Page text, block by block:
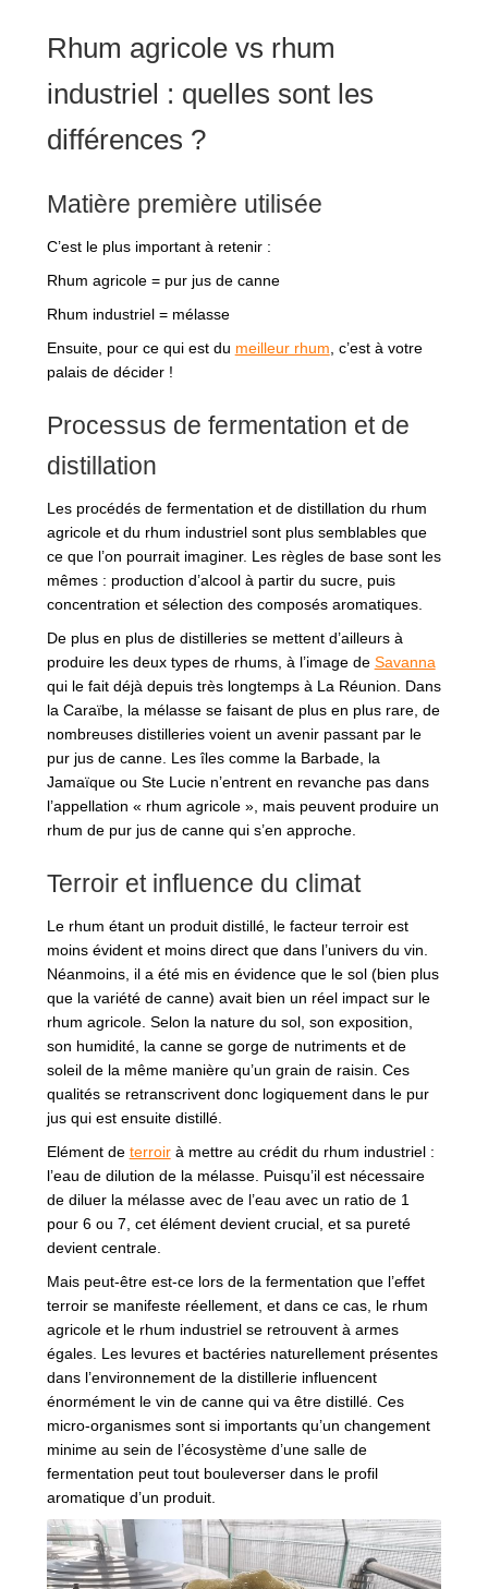
Rhum agricole vs rhum
industriel : quelles sont les
différences ?
Matière première utilisée
C’est le plus important à retenir :
Rhum agricole = pur jus de canne
Rhum industriel = mélasse
Ensuite, pour ce qui est du meilleur rhum, c’est à votre
palais de décider !
Processus de fermentation et de
distillation
Les procédés de fermentation et de distillation du rhum
agricole et du rhum industriel sont plus semblables que
ce que l’on pourrait imaginer. Les règles de base sont les
mêmes : production d’alcool à partir du sucre, puis
concentration et sélection des composés aromatiques.
De plus en plus de distilleries se mettent d’ailleurs à
produire les deux types de rhums, à l’image de Savanna
qui le fait déjà depuis très longtemps à La Réunion. Dans
la Caraïbe, la mélasse se faisant de plus en plus rare, de
nombreuses distilleries voient un avenir passant par le
pur jus de canne. Les îles comme la Barbade, la
Jamaïque ou Ste Lucie n’entrent en revanche pas dans
l’appellation « rhum agricole », mais peuvent produire un
rhum de pur jus de canne qui s’en approche.
Terroir et influence du climat
Le rhum étant un produit distillé, le facteur terroir est
moins évident et moins direct que dans l’univers du vin.
Néanmoins, il a été mis en évidence que le sol (bien plus
que la variété de canne) avait bien un réel impact sur le
rhum agricole. Selon la nature du sol, son exposition,
son humidité, la canne se gorge de nutriments et de
soleil de la même manière qu’un grain de raisin. Ces
qualités se retranscrivent donc logiquement dans le pur
jus qui est ensuite distillé.
Elément de terroirà mettre au crédit du rhum industriel :
l’eau de dilution de la mélasse. Puisqu’il est nécessaire
de diluer la mélasse avec de l’eau avec un ratio de 1
pour 6 ou 7, cet élément devient crucial, et sa pureté
devient centrale.
Mais peut-être est-ce lors de la fermentation que l’effet
terroir se manifeste réellement, et dans ce cas, le rhum
agricole et le rhum industriel se retrouvent à armes
égales. Les levures et bactéries naturellement présentes
dans l’environnement de la distillerie influencent
énormément le vin de canne qui va être distillé. Ces
micro-organismes sont si importants qu’un changement
minime au sein de l’écosystème d’une salle de
fermentation peut tout bouleverser dans le profil
aromatique d’un produit.